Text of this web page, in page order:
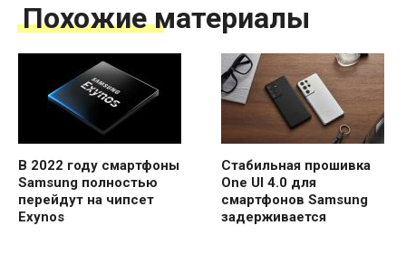
Похожие материалы
В 2022 году смартфоны
Samsung полностью
перейдут на чипсет
Exynos
Стабильная прошивка
One UI 4.0 для
смартфонов Samsung
задерживается